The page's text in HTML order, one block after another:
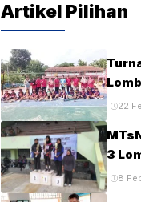
Artikel Pilihan
22
3
8